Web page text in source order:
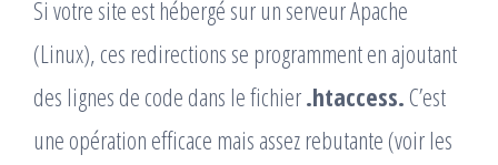
Si votre site est hébergé sur un serveur Apache
(Linux), ces redirections se programment en ajoutant
des lignes de code dans le fichier.htaccess. C’est
une opération efficace mais assez rebutante (voir les